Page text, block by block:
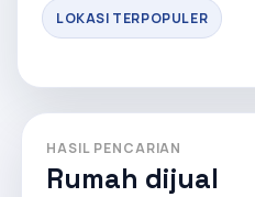
LOKASI TERPOPULER
HASIL PENCARIAN
Rumah dijual